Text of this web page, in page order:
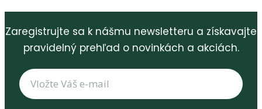
Zaregistrujte sa k nášmu newsletteru a získavajte
pravidelný prehľad o novinkách a akciách.